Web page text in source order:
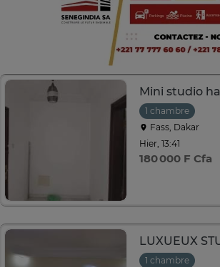
1 chambre
Fass, Dakar
Hier, 13:41
180 000 F Cfa
1 chambre